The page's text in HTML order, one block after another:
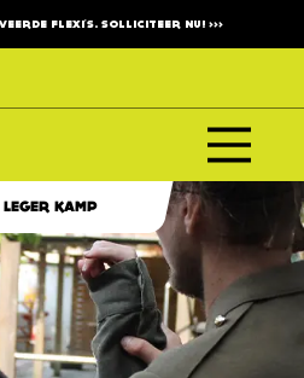
FLEXI'S. SOLLICITEER NU!>>>
LEGER KAMP